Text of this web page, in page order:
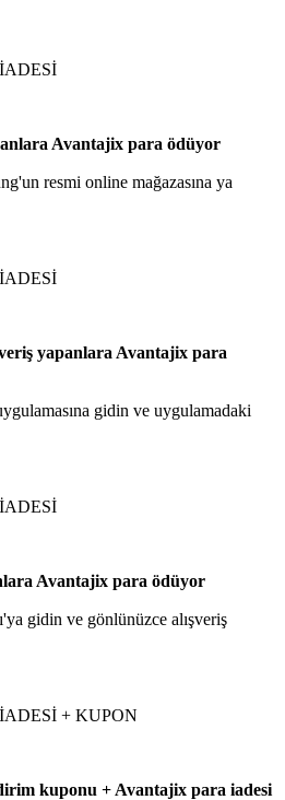
Avantajix para ödüyor
resmi online mağazasına ya
yapanlara Avantajix para
gidin ve uygulamadaki
Avantajix para ödüyor
gidin ve gönlünüzce alışveriş
+ KUPON
kuponu + Avantajix para iadesi